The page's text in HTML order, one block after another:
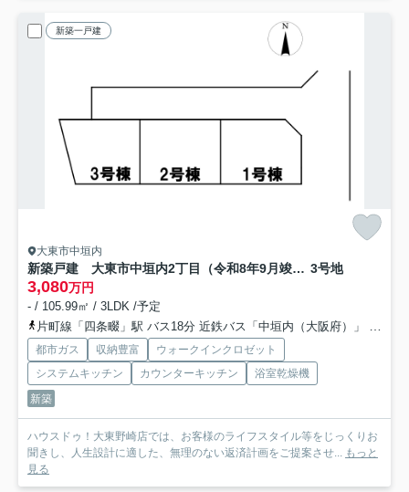
新築一戸建
大東市中垣内
新築戸建 大東市中垣内2丁目（令和8年9月竣工） 3号地
3,080万円
- / 105.99㎡ / 3LDK /予定
片町線「四条畷」駅 バス18分 近鉄バス「中垣内（大阪府）」 停歩3分
都市ガス 収納豊富
ウォークインクロゼット
システムキッチン
カウンターキッチン
浴室乾燥機
新築
ハウスドゥ！大東野崎店では、お客様のライフスタイル等をじっくりお
聞きし、人生設計に適した、無理のない返済計画をご提案させ... もっと
見る